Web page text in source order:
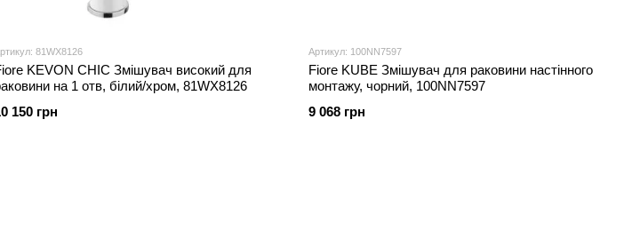
81WX8126
KEVON CHIC Змішувач високий для
на 1 отв, білий/хром, 81WX8126
150 грн
Артикул: 100NN7597
Fiore KUBE Змішувач для раковини настінного
монтажу, чорний, 100NN7597
9 068 грн